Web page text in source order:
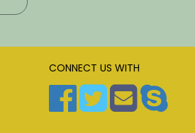
CONNECT US WITH